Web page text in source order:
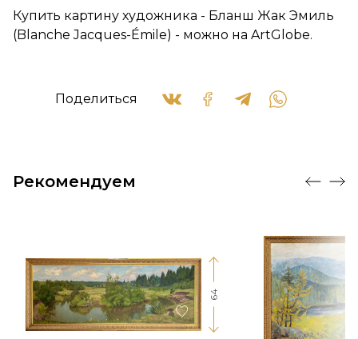
Купить картину художника - Бланш Жак Эмиль
(Blanche Jacques-Émile) - можно на ArtGlobe.
Поделиться
Рекомендуем
64